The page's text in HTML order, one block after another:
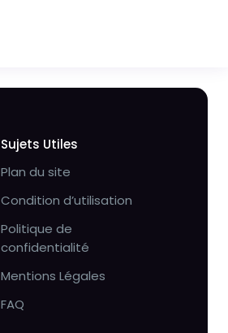
Sujets Utiles
Plan du site
Condition d’utilisation
Politique de
confidentialité
Mentions Légales
FAQ